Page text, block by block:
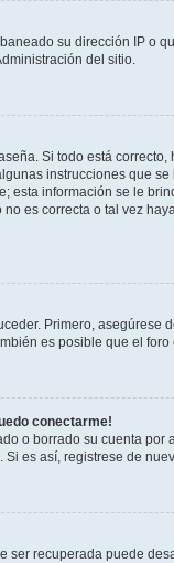
su dirección IP o
del sitio.
Si todo está
instrucciones que
esta información se le
es correcta o tal vez
Primero,
es posible que el
conectarme!
o borrado su cuenta
es así, registrese de
ser recuperada puede